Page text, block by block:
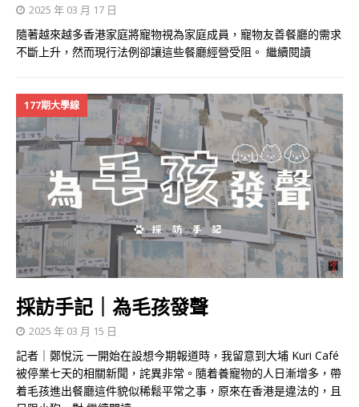
2025 年 03 月 17 日
隨著越來越多香港家庭將寵物視為家庭成員，寵物友善餐廳的需求
不斷上升，然而現行法例卻讓這些餐廳經營受阻。 繼續閱讀
177期大學線
採訪手記｜為毛孩發聲
2025 年 03 月 15 日
記者｜鄭悅沅 一開始在設想今期報道時，我留意到大埔 Kuri Café
被停業七天的相關新聞，詫異非常。隨着養寵物的人日漸增多，帶
着毛孩進出餐廳這件貌似稀鬆平常之事，原來在香港是違法的，且